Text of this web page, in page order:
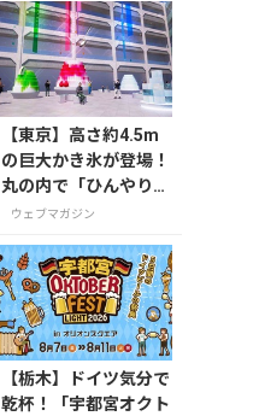
【東京】高さ約4.5m
の巨大かき氷が登場！
丸の内で「ひんやりＫ
ＩＴＴＥ」が8月7日
ウェブマガジン
【栃木】ドイツ気分で
乾杯！「宇都宮オクト